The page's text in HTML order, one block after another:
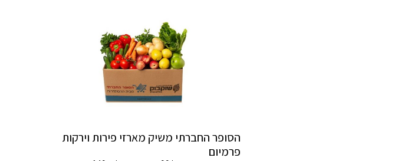
הסופר החברתי משיק מארזי פירות וירקות
פרמיום